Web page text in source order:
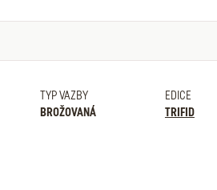
TYP VAZBY
BROŽOVANÁ
EDICE
TRIFID